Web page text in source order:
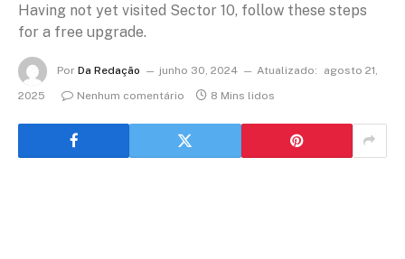
Having not yet visited Sector 10, follow these steps
for a free upgrade.
Por Da Redação junho 30, 2024 Atualizado:
agosto 21,
2025
Nenhum comentário 8 Mins lidos